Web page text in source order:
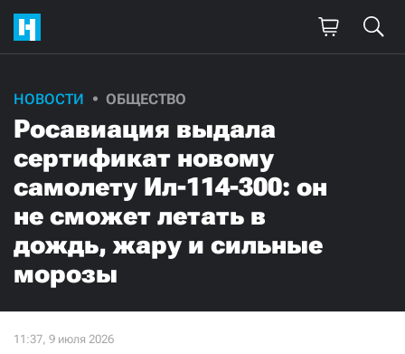
НОВОСТИ ОБЩЕСТВО
Росавиация выдала
сертификат новому
самолету Ил-114-300: он
не сможет летать в
дождь, жару и сильные
морозы